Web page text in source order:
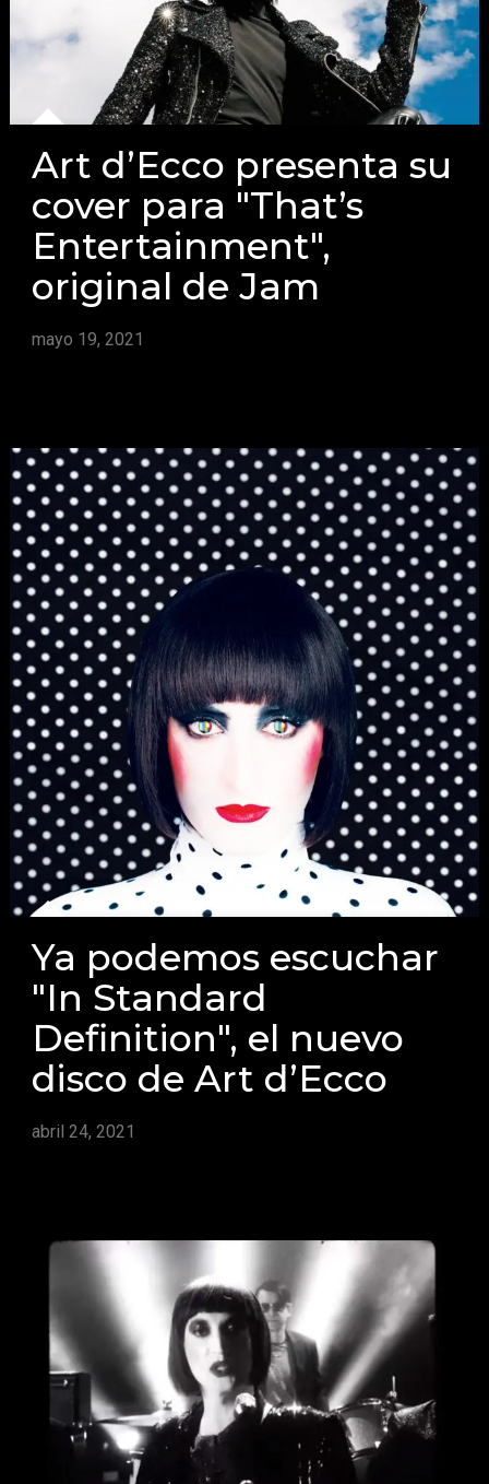
Art d’Ecco presenta su
cover para "That’s
Entertainment",
original de Jam
mayo 19, 2021
Ya podemos escuchar
"In Standard
Definition", el nuevo
disco de Art d’Ecco
abril 24, 2021